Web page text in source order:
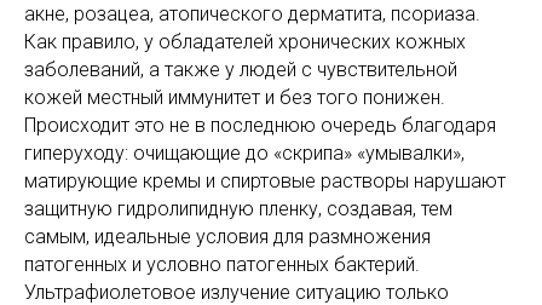
акне, розацеа, атопического дерматита, псориаза.
Как правило, у обладателей хронических кожных
заболеваний, а также у людей с чувствительной
кожей местный иммунитет и без того понижен.
Происходит это не в последнюю очередь благодаря
гиперуходу: очищающие до «скрипа» «умывалки»,
матирующие кремы и спиртовые растворы нарушают
защитную гидролипидную пленку, создавая, тем
самым, идеальные условия для размножения
патогенных и условно патогенных бактерий.
Ультрафиолетовое излучение ситуацию только